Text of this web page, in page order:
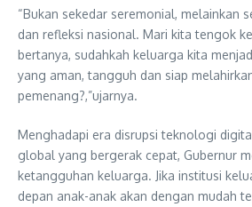
“Bukan sekedar seremonial, melainkan
dan refleksi nasional. Mari kita tengok
bertanya, sudahkah keluarga kita
yang aman, tangguh dan siap
pemenang?,”ujarnya.
Menghadapi era disrupsi teknologi
global yang bergerak cepat, Gubernur
ketangguhan keluarga. Jika institusi
depan anak-anak akan dengan mudah